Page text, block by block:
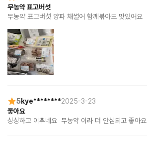
무농약 표고버섯
무농약 표고버섯 양파 채썰어 함께볶아도 맛있어요
5 kye********2025-3-23
좋아요
싱싱하고 이뿌네요  무농약 이라 더 안심되고 좋아요